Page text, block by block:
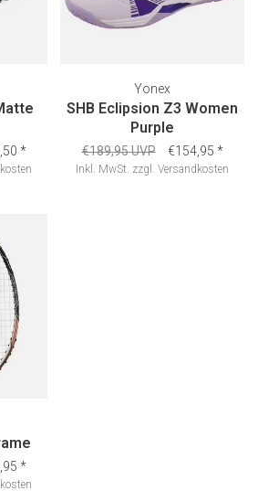
*
Yonex
SHB Eclipsion Z3 Women
Purple
€189,95 UVP €154,95 *
Inkl. MwSt. zzgl. Versandkosten
*